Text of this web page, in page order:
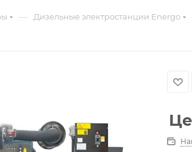
— Дизельные электростанции Energo